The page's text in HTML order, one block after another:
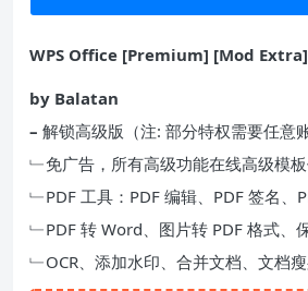
WPS Office [Premium] [Mod Extra]
by Balatan
– 解锁高级版（注: 部分特权需要任意
﹂免广告，所有高级功能在线高级模
﹂PDF 工具：PDF 编辑、PDF 签名、
﹂PDF 转 Word、图片转 PDF 格式、
﹂OCR、添加水印、合并文档、文档